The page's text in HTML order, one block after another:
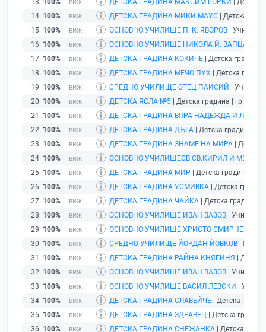
13 100% ДЕТСКА ГРАДИНА МАКСИМ ГОРКИ
| Детска
14 100% ДЕТСКА ГРАДИНА МИКИ МАУС | Детска
15 100% ОСНОВНО УЧИЛИЩЕ П. К. ЯВОРОВ |
16 100% ОСНОВНО УЧИЛИЩЕ НИКОЛА Й. ВАПЦАРОВ
17 100% ДЕТСКА ГРАДИНА КОКИЧЕ | Детска градина
18 100% ДЕТСКА ГРАДИНА МЕЧО ПУХ | Детска
19 100% СРЕДНО УЧИЛИЩЕ ОТЕЦ ПАИСИЙ
|
20 100% ДЕТСКА ЯСЛА №5 | Детска градина | гр.
21
100% ДЕТСКА ГРАДИНА ВЯРА НАДЕЖДА И ЛЮБОВ
22 100% ДЕТСКА ГРАДИНА ДЪГА | Детска градина |
23 100% ДЕТСКА ГРАДИНА ЗНАМЕ НА МИРА | Детска
24 100%
ОСНОВНО УЧИЛИЩЕСВ.СВ.КИРИЛ И
25 100% ДЕТСКА ГРАДИНА МИР | Детска градина |
26 100% ДЕТСКА ГРАДИНА УСМИВКА | Детска
27 100% ДЕТСКА ГРАДИНА ЧАЙКА | Детска градина
28 100% ОСНОВНО УЧИЛИЩЕ ИВАН ВАЗОВ | Училище
29 100% ОСНОВНО УЧИЛИЩЕ ХРИСТО СМИРНЕНСКИ
30 100%
СРЕДНО УЧИЛИЩЕ ЙОРДАН ЙОВКОВ -
31
100% ДЕТСКА ГРАДИНА РАЙНА КНЯГИНЯ
|
32 100% ОСНОВНО УЧИЛИЩЕ ИВАН ВАЗОВ | Училище
33 100% ОСНОВНО УЧИЛИЩЕ ВАСИЛ ЛЕВСКИ
|
34 100% ДЕТСКА ГРАДИНА СЛАВЕЙЧЕ | Детска
35 100% ДЕТСКА ГРАДИНА ЗДРАВЕЦ | Детска
36 100% ДЕТСКА ГРАДИНА СНЕЖАНКА | Детска